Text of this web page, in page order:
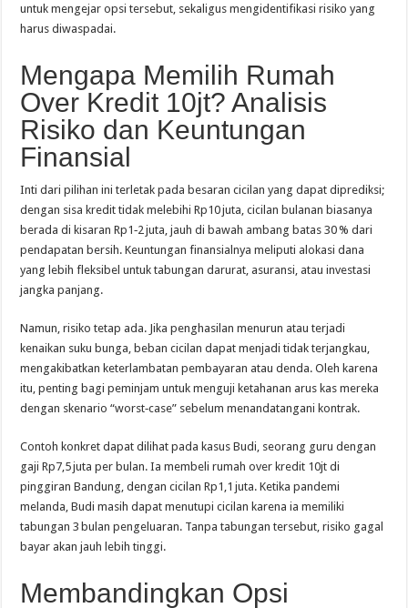
untuk mengejar opsi tersebut, sekaligus mengidentifikasi risiko yang
harus diwaspadai.
Mengapa Memilih Rumah
Over Kredit 10jt? Analisis
Risiko dan Keuntungan
Finansial
Inti dari pilihan ini terletak pada besaran cicilan yang dapat diprediksi;
dengan sisa kredit tidak melebihi Rp10 juta, cicilan bulanan biasanya
berada di kisaran Rp1‑2 juta, jauh di bawah ambang batas 30 % dari
pendapatan bersih. Keuntungan finansialnya meliputi alokasi dana
yang lebih fleksibel untuk tabungan darurat, asuransi, atau investasi
jangka panjang.
Namun, risiko tetap ada. Jika penghasilan menurun atau terjadi
kenaikan suku bunga, beban cicilan dapat menjadi tidak terjangkau,
mengakibatkan keterlambatan pembayaran atau denda. Oleh karena
itu, penting bagi peminjam untuk menguji ketahanan arus kas mereka
dengan skenario “worst‑case” sebelum menandatangani kontrak.
Contoh konkret dapat dilihat pada kasus Budi, seorang guru dengan
gaji Rp7,5 juta per bulan. Ia membeli rumah over kredit 10jt di
pinggiran Bandung, dengan cicilan Rp1,1 juta. Ketika pandemi
melanda, Budi masih dapat menutupi cicilan karena ia memiliki
tabungan 3 bulan pengeluaran. Tanpa tabungan tersebut, risiko gagal
bayar akan jauh lebih tinggi.
Membandingkan Opsi